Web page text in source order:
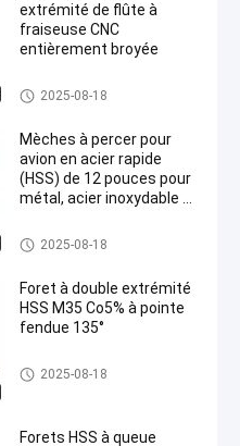
extrémité de flûte à
fraiseuse CNC
entièrement broyée
peu de perceuse de hss
2025-08-18
Mèches à percer pour
avion en acier rapide
(HSS) de 12 pouces pour
métal, acier inoxydable et
peu de perceuse de hss
2025-08-18
Foret à double extrémité
HSS M35 Co5% à pointe
fendue 135°
peu de perceuse de hss
2025-08-18
Forets HSS à queue